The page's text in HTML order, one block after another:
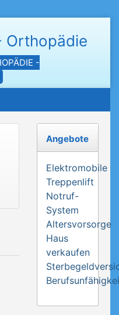
Orthopädie
-
Angebote
Elektromobile
Treppenlift
Notruf-
System
Altersvorsorge
Haus
verkaufen